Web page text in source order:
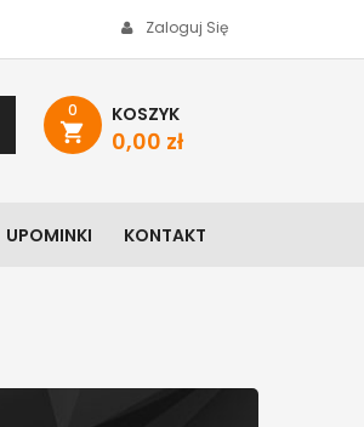
0
shopping_cart
KOSZYK
0,00 zł
Zaloguj Się
UPOMINKI KONTAKT